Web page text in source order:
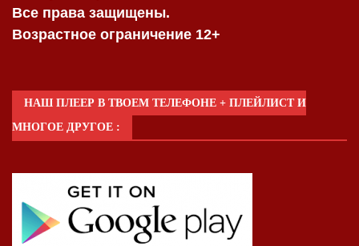
Все права защищены.
Возрастное ограничение 12+
НАШ ПЛЕЕР В ТВОЕМ ТЕЛЕФОНЕ + ПЛЕЙЛИСТ И
МНОГОЕ ДРУГОЕ :